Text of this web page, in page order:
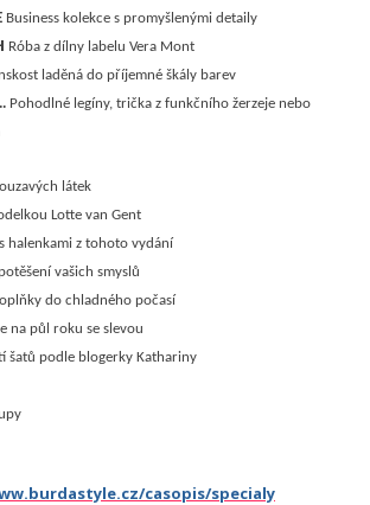
Business kolekce s promyšlenými detaily
Róba z dílny labelu Vera Mont
laděná do příjemné škály barev
Pohodlné legíny, trička z funkčního žerzeje nebo
látek
Lotte van Gent
halenkami z tohoto vydání
vašich smyslů
do chladného počasí
na půl roku se slevou
šatů podle blogerky Kathariny
casopis/specialy